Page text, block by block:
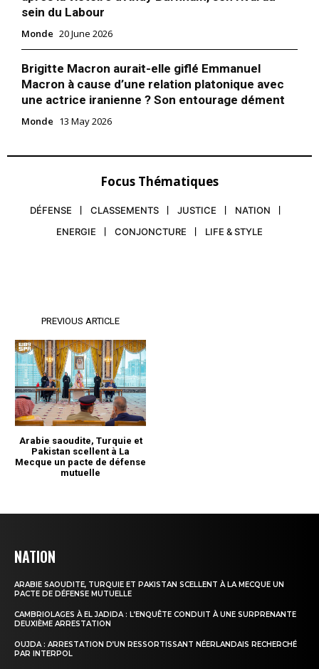
NATION
ARABIE SAOUDITE, TURQUIE ET PAKISTAN SCELLENT À LA MECQUE UN
PACTE DE DÉFENSE MUTUELLE
CAMBRIOLAGES À EL JADIDA : L’ENQUÊTE CONDUIT À UNE SURPRENANTE
DEUXIÈME ARRESTATION
OUJDA : ARRESTATION D’UN RESSORTISSANT NÉERLANDAIS RECHERCHÉ
PAR INTERPOL